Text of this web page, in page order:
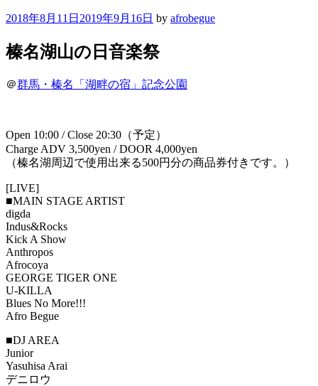
Posted
2018年8月11日 2019年9月16日 by afrobegue
榛名湖山の日音楽祭
＠群馬・榛名「湖畔の宿」記念公園
Open 10:00 / Close 20:30（予定）
Charge ADV 3,500yen / DOOR 4,000yen
（榛名湖周辺で使用出来る500円分の商品券付きです。）
[LIVE]
■MAIN STAGE ARTIST
digda
Indus&Rocks
Kick A Show
Anthropos
Afrocoya
GEORGE TIGER ONE
U-KILLA
Blues No More!!!
Afro Begue
■DJ AREA
Junior
Yasuhisa Arai
デニロウ